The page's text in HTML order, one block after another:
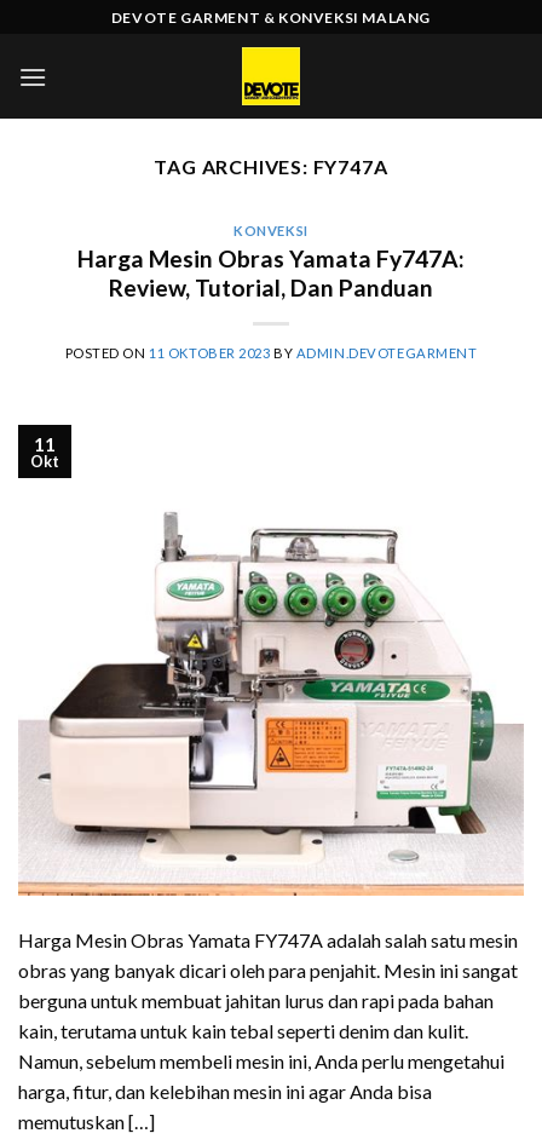
content
DEVOTE GARMENT & KONVEKSI MALANG
TAG ARCHIVES: FY747A
KONVEKSI
Harga Mesin Obras Yamata Fy747A:
Review, Tutorial, Dan Panduan
POSTED ON 11 OKTOBER 2023 BY ADMIN.DEVOTEGARMENT
11
Okt
Harga Mesin Obras Yamata FY747A adalah salah satu mesin
obras yang banyak dicari oleh para penjahit. Mesin ini sangat
berguna untuk membuat jahitan lurus dan rapi pada bahan
kain, terutama untuk kain tebal seperti denim dan kulit.
Namun, sebelum membeli mesin ini, Anda perlu mengetahui
harga, fitur, dan kelebihan mesin ini agar Anda bisa
memutuskan […]